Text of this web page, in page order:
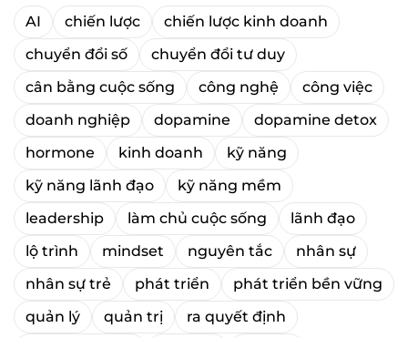
AI chiến lược
chiến lược kinh doanh
chuyển đổi số
chuyển đổi tư duy
cân bằng cuộc sống
công nghệ
công việc
doanh nghiệp
dopamine
dopamine detox
hormone
kinh doanh
kỹ năng
kỹ năng lãnh đạo
kỹ năng mềm
leadership
làm chủ cuộc sống
lãnh đạo
lộ trình
mindset nguyên tắc
nhân sự
nhân sự trẻ
phát triển
phát triển bền vững
quản lý
quản trị
ra quyết định